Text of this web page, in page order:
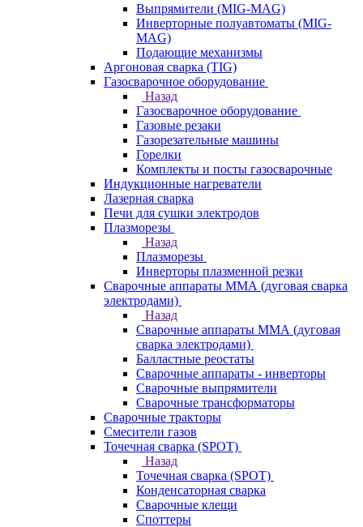
Выпрямители (MIG-MAG)
Инверторные полуавтоматы (MIG-
MAG)
Подающие механизмы
Аргоновая сварка (TIG)
Газосварочное оборудование
Назад
Газосварочное оборудование
Газовые резаки
Газорезательные машины
Горелки
Комплекты и посты газосварочные
Индукционные нагреватели
Лазерная сварка
Печи для сушки электродов
Плазморезы
Назад
Плазморезы
Инверторы плазменной резки
Сварочные аппараты ММА (дуговая сварка
электродами)
Назад
Сварочные аппараты ММА (дуговая
сварка электродами)
Балластные реостаты
Сварочные аппараты - инверторы
Сварочные выпрямители
Сварочные трансформаторы
Сварочные тракторы
Смесители газов
Точечная сварка (SPOT)
Назад
Точечная сварка (SPOT)
Конденсаторная сварка
Сварочные клещи
Споттеры